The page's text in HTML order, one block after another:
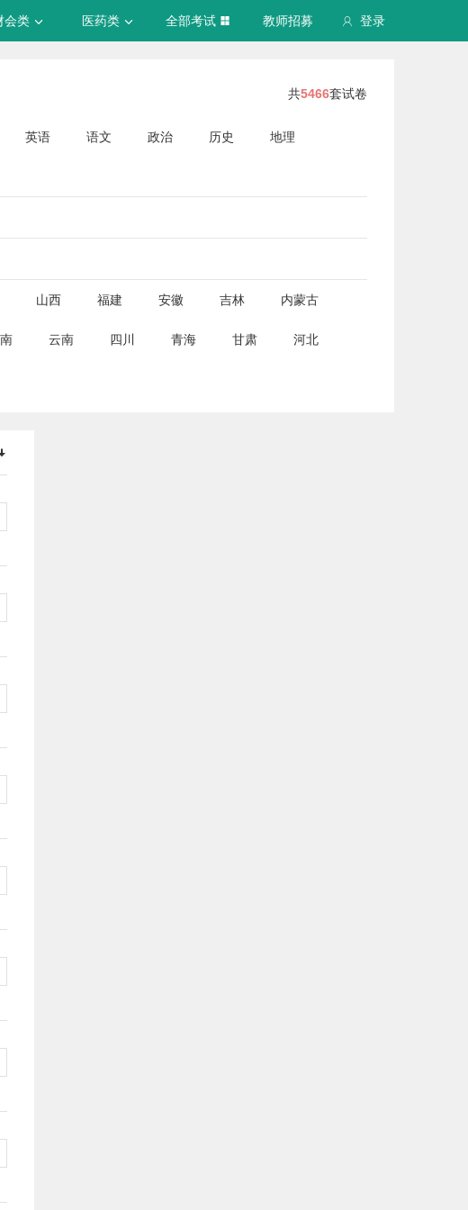
登录
会类 医药类 全部考试 教师招募
共5466套试卷
英语 语文 政治 历史 地理
山西 福建 安徽 吉林 内蒙古
云南 四川 青海 甘肃 河北